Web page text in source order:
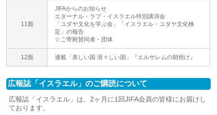
11面
JIFAからのお知らせ
エターナル・ラブ・イスラエル特別講演会
「ユダヤ文化を学ぶ会」「イスラエル・ユダヤ文化検
定」の報告
☆ご寄附賛同者・団体
12面 連載「美しい国 清々しい国」『エルサレムの朝焼け』
広報誌「イスラエル」のご購読について
広報誌「イスラエル」は、2ヶ月に1回JIFA会員の皆様にお届けし
ております。